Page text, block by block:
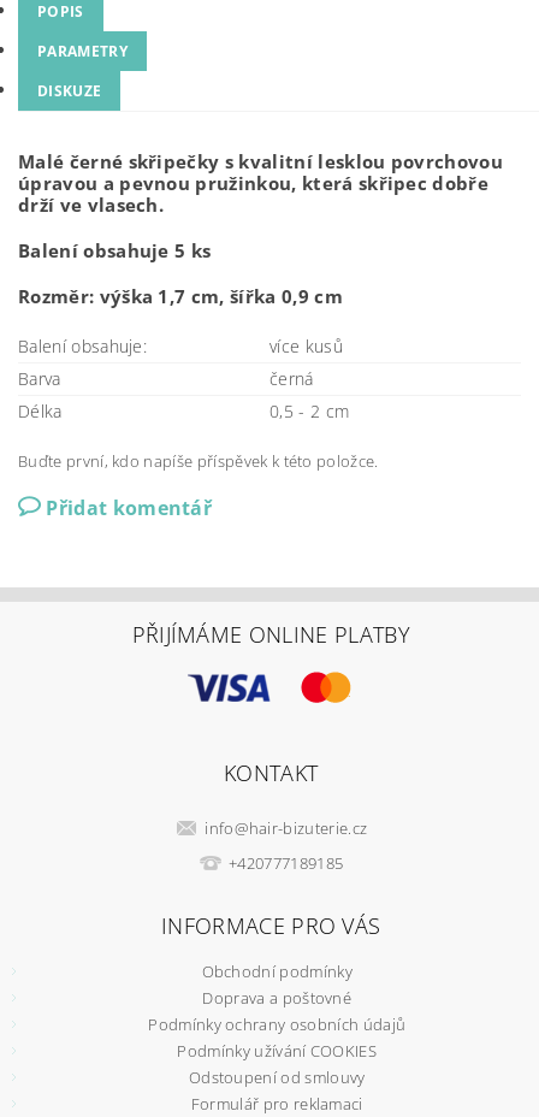
POPIS
PARAMETRY
DISKUZE
Malé černé skřipečky s kvalitní lesklou povrchovou
úpravou a pevnou pružinkou, která skřipec dobře
drží ve vlasech.
Balení obsahuje 5 ks
Rozměr: výška 1,7 cm, šířka 0,9 cm
Balení obsahuje:
více kusů
Barva
černá
Délka
0,5 - 2 cm
Buďte první, kdo napíše příspěvek k této položce.
Přidat komentář
PŘIJÍMÁME ONLINE PLATBY
KONTAKT
info@hair-bizuterie.cz
+420777189185
INFORMACE PRO VÁS
Obchodní podmínky
Doprava a poštovné
Podmínky ochrany osobních údajů
Podmínky užívání COOKIES
Odstoupení od smlouvy
Formulář pro reklamaci